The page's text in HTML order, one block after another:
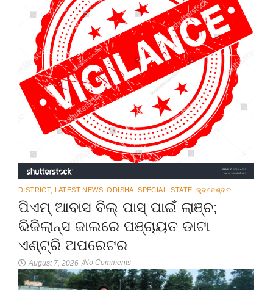
DISTRICT, LATEST NEWS ODISHA SPECIAL STATE ଭୁବନେଶ୍ବର
ପିଏମ୍ ଆବାସ ବିଲ୍ ପାସ୍ ପାଇଁ ଲାଞ୍ଚ;
ଭିଜିଲାନ୍ସ ଜାଲରେ ପଞ୍ଚାୟତ ଡାଟା
ଏଣ୍ଟ୍ରି ଅପରେଟର
August 7, 2026 /No Comments